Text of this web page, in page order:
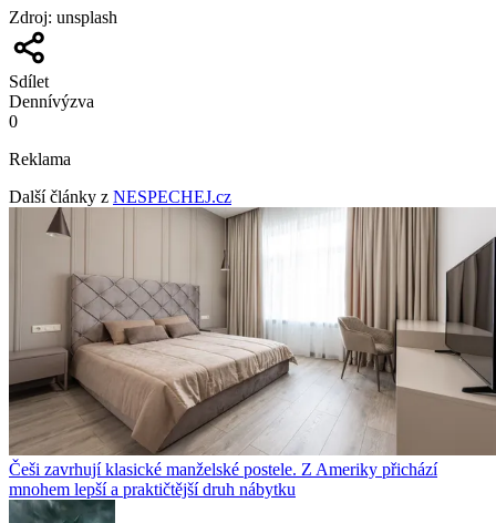
Zdroj: unsplash
Sdílet
Dennívýzva
0
Reklama
Další články z NESPECHEJ.cz
Češi zavrhují klasické manželské postele. Z Ameriky přichází
mnohem lepší a praktičtější druh nábytku